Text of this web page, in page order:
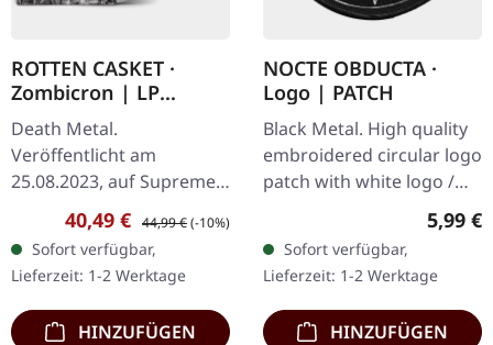
ROTTEN CASKET ·
Zombicron | LP
BUNDLE
Death Metal.
Veröffentlicht am
25.08.2023, auf Supreme
Chaos Records.
EXKLUSIVES PREORDER
BUDNLE! Die ersten 50
nummerierten Exemplare
kommen mit…
Verkaufspreis:
40,49 € Regulärer Preis:
44,99 €(-10%)
Sofort verfügbar,
Lieferzeit: 1-2 Werktage
HINZUFÜGEN
NOCTE OBDUCTA ·
Logo | PATCH
Black Metal. High quality
embroidered circular logo
patch with white logo /
embroidered edge. Size
ca. 10 cm diameter
5,99 €
Sofort verfügbar,
Lieferzeit: 1-2 Werktage
HINZUFÜGEN